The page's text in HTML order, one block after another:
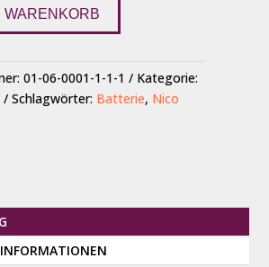
WARENKORB
01-06-0001-1-1-1
Kategorie:
Schlagwörter: Batterie, Nico